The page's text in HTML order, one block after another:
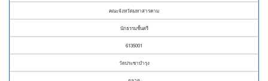
คณะจังหวัดมหาสารคาม
นักธรรมชั้นตรี
6135001
วัดประชาบำรุง